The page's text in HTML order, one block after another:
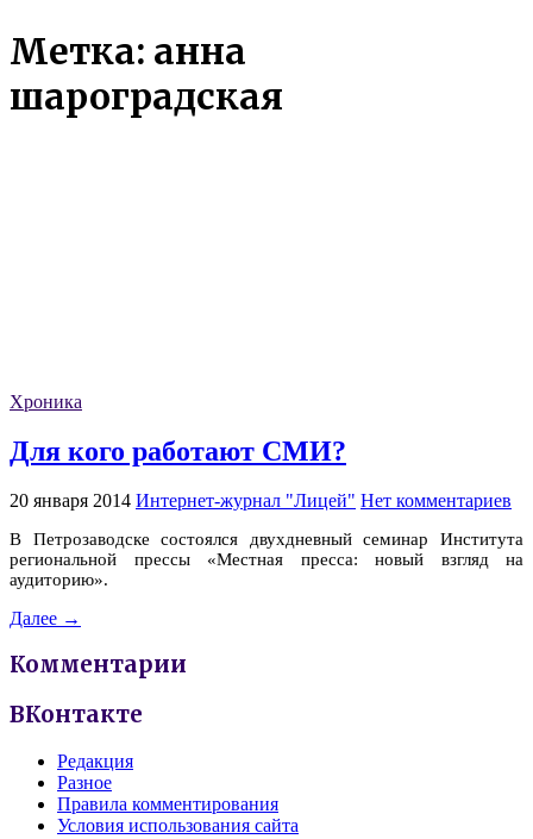
Метка: анна
шароградская
Хроника
Для кого работают СМИ?
20 января 2014 Интернет-журнал "Лицей" Нет комментариев
В Петрозаводске состоялся двухдневный семинар Института
региональной прессы «Местная пресса: новый взгляд на
аудиторию».
Далее →
Комментарии
ВКонтакте
Редакция
Разное
Правила комментирования
Условия использования сайта